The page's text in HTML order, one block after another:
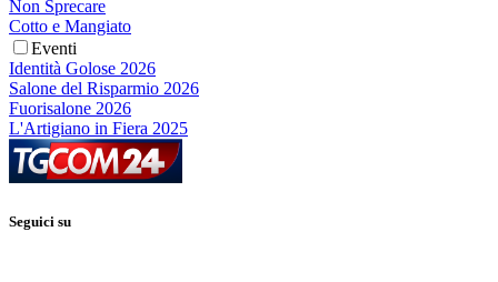
Non Sprecare
Cotto e Mangiato
Eventi
Identità Golose 2026
Salone del Risparmio 2026
Fuorisalone 2026
L'Artigiano in Fiera 2025
Seguici su